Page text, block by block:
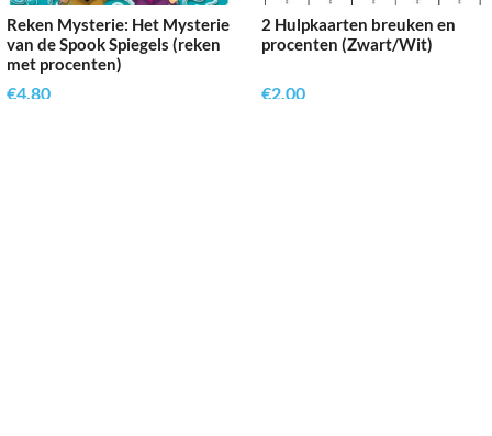
Reken Mysterie: Het Mysterie
van de Spook Spiegels (reken
met procenten)
€4.80
2 Hulpkaarten breuken en
procenten (Zwart/Wit)
€2.00